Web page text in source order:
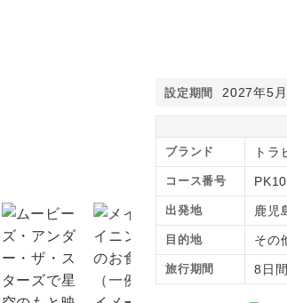
設定期間 2027年5
ブランド トラ
コース番号
出発地 鹿児
目的地 その
旅行期間 8日間